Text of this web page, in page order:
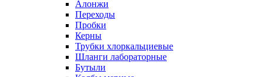
Алонжи
Переходы
Пробки
Керны
Трубки хлоркальциевые
Шланги лабораторные
Бутыли